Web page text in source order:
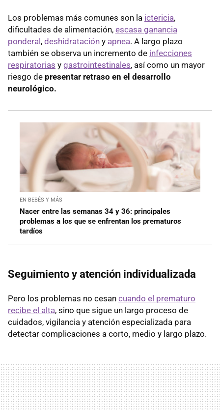
Los problemas más comunes son la ictericia,
dificultades de alimentación, escasa ganancia
ponderal , deshidratación y apnea. A largo plazo
también se observa un incremento de infecciones
respiratorias y gastrointestinales, así como un mayor
riesgo de presentar retraso en el desarrollo
neurológico.
EN BEBÉS Y MÁS
Nacer entre las semanas 34 y 36: principales
problemas a los que se enfrentan los prematuros
tardíos
Seguimiento y atención individualizada
Pero los problemas no cesan cuando el prematuro
recibe el alta, sino que sigue un largo proceso de
cuidados, vigilancia y atención especializada para
detectar complicaciones a corto, medio y largo plazo.